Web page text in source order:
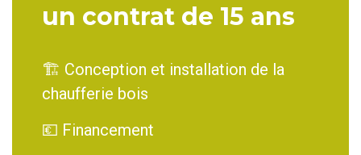
un contrat de 15 ans
🏗️ Conception et installation de la
chaufferie bois
💶 Financement